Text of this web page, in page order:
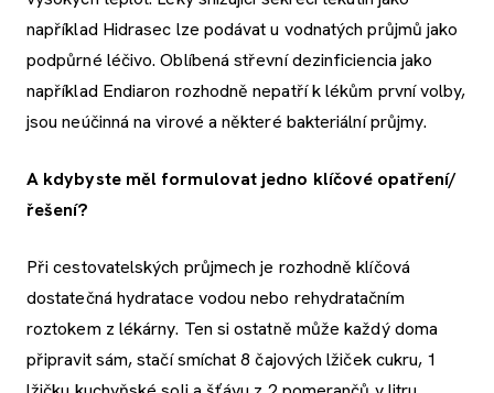
například Hidrasec lze podávat u vodnatých průjmů jako
podpůrné léčivo. Oblíbená střevní dezinficiencia jako
například Endiaron rozhodně nepatří k lékům první volby,
jsou neúčinná na virové a některé bakteriální průjmy.
A kdybyste měl formulovat jedno klíčové opatření/
řešení?
Při cestovatelských průjmech je rozhodně klíčová
dostatečná hydratace vodou nebo rehydratačním
roztokem z lékárny. Ten si ostatně může každý doma
připravit sám, stačí smíchat 8 čajových lžiček cukru, 1